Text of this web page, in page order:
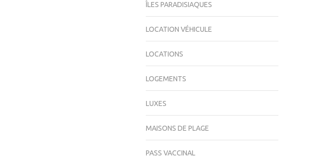
ÎLES PARADISIAQUES
LOCATION VÉHICULE
LOCATIONS
LOGEMENTS
LUXES
MAISONS DE PLAGE
PASS VACCINAL